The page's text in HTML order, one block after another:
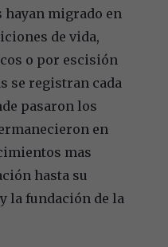
hayan migrado en
de vida,
o por escisión
se registran cada
pasaron los
en
mas
hasta su
la fundación de la